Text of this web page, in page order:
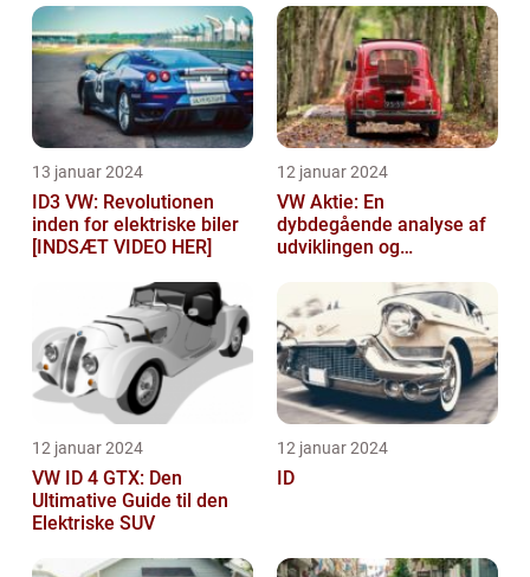
13 januar 2024
ID3 VW: Revolutionen
inden for elektriske biler
[INDSÆT VIDEO HER]
12 januar 2024
VW Aktie: En
dybdegående analyse af
udviklingen og
12 januar 2024
VW ID 4 GTX: Den
Ultimative Guide til den
Elektriske SUV
12 januar 2024
ID